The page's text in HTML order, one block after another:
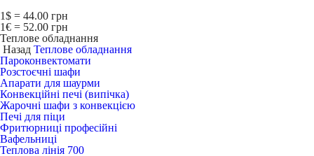
1$ = 44.00 грн
1€ = 52.00 грн
Теплове обладнання
Назад Теплове обладнання
Пароконвектомати
Розстоєчні шафи
Апарати для шаурми
Конвекційні печі (випічка)
Жарочні шафи з конвекцією
Печі для піци
Фритюрниці професійні
Вафельниці
Теплова лінія 700